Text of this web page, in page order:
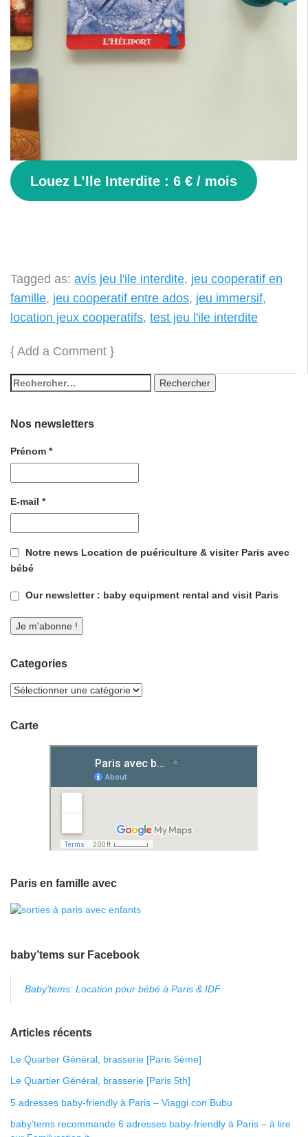
Louez L’Ile Interdite : 6 € / mois
Tagged as: avis jeu l'ile interdite, jeu cooperatif en
famille, jeu cooperatif entre ados, jeu immersif,
location jeux cooperatifs, test jeu l'ile interdite
{ Add a Comment }
Nos newsletters
Prénom *
E-mail *
Notre news Location de puériculture & visiter Paris avec
bébé
Our newsletter : baby equipment rental and visit Paris
Categories
Carte
Paris en famille avec
baby’tems sur Facebook
Baby'tems: Location pour bébé à Paris & IDF
Articles récents
Le Quartier Général, brasserie [Paris 5ème]
Le Quartier Général, brasserie [Paris 5th]
5 adresses baby-friendly à Paris – Viaggi con Bubu
baby’tems recommande 6 adresses baby-friendly à Paris – à lire